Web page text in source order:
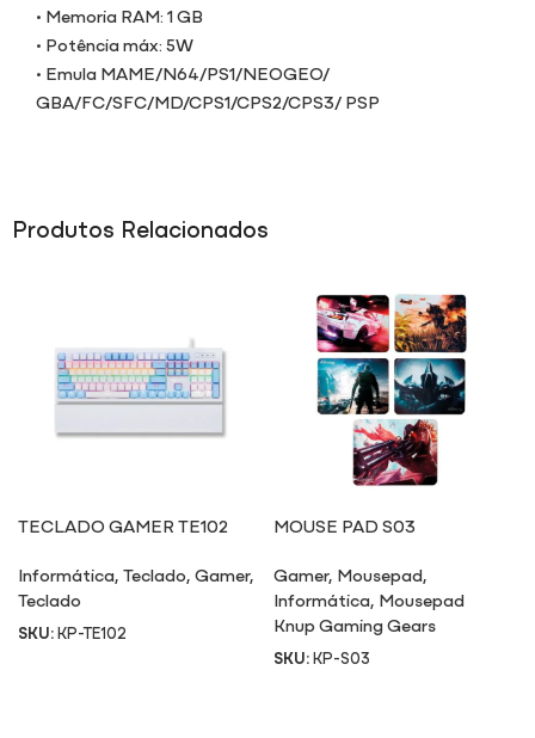
• Memoria RAM: 1 GB
• Potência máx: 5W
• Emula MAME/N64/PS1/NEOGEO/
GBA/FC/SFC/MD/CPS1/CPS2/CPS3/ PSP
Produtos Relacionados
TECLADO GAMER TE102
Informática,Teclado,Gamer,
Teclado
SKU:KP-TE102
MOUSE PAD S03
Gamer, Mousepad,
Informática, Mousepad
Knup Gaming Gears
SKU:KP-S03